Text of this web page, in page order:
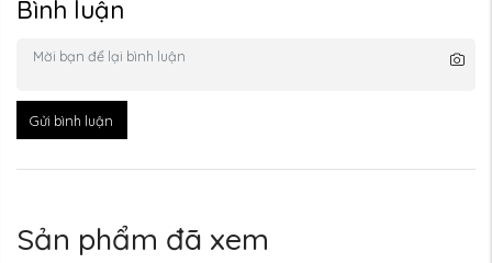
Bình luận
Gửi bình luận
Sản phẩm đã xem